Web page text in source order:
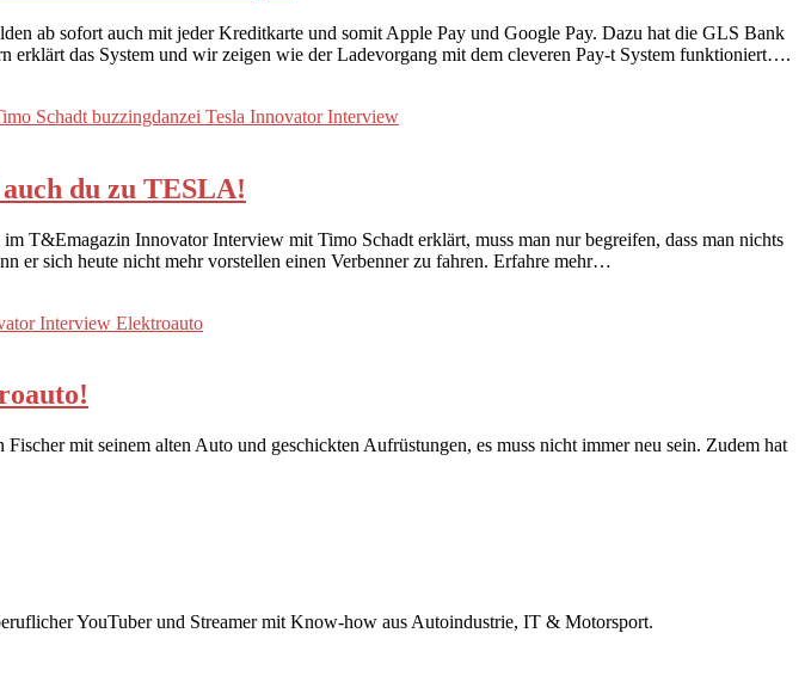
ab sofort auch mit jeder Kreditkarte und somit Apple Pay und Google Pay. Dazu hat die GLS Bank
das System und wir zeigen wie der Ladevorgang mit dem cleveren Pay-t System funktioniert….
du zu TESLA!
T&Emagazin Innovator Interview mit Timo Schadt erklärt, muss man nur begreifen, dass man nichts
er sich heute nicht mehr vorstellen einen Verbenner zu fahren. Erfahre mehr…
mit seinem alten Auto und geschickten Aufrüstungen, es muss nicht immer neu sein. Zudem hat
YouTuber und Streamer mit Know-how aus Autoindustrie, IT & Motorsport.